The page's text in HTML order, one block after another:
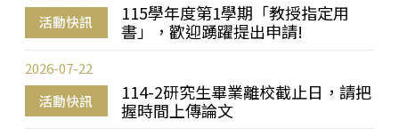
活動快訊
115學年度第1學期「教授指定用
書」，歡迎踴躍提出申請!
活動快訊
114-2研究生畢業離校截止日，請把
握時間上傳論文
2026-07-22